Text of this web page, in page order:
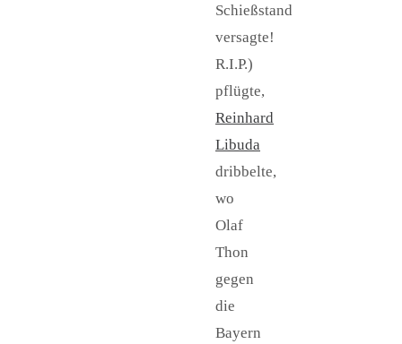
Schießstand
versagte!
R.I.P.)
pflügte,
Reinhard
Libuda
dribbelte,
wo
Olaf
Thon
gegen
die
Bayern